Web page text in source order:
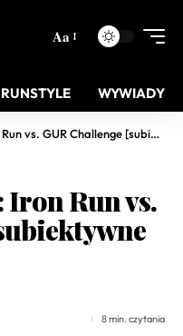
Aa
RUNSTYLE WYWIADY
Challenge [subiektywne porównanie]
Run vs.
8 min. czytania